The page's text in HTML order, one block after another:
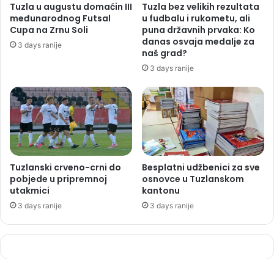
Tuzla u augustu domaćin III
međunarodnog Futsal
Cupa na Zrnu Soli
3 days ranije
Tuzla bez velikih rezultata
u fudbalu i rukometu, ali
puna državnih prvaka: Ko
danas osvaja medalje za
naš grad?
3 days ranije
Tuzlanski crveno-crni do
pobjede u pripremnoj
utakmici
3 days ranije
Besplatni udžbenici za sve
osnovce u Tuzlanskom
kantonu
3 days ranije